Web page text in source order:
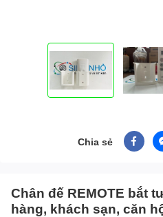
Chia sẻ
Chân đế REMOTE bắt
hàng, khách sạn, căn